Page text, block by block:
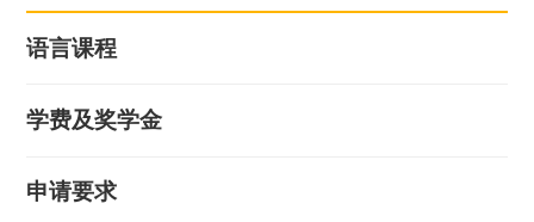
语言课程
学费及奖学金
申请要求